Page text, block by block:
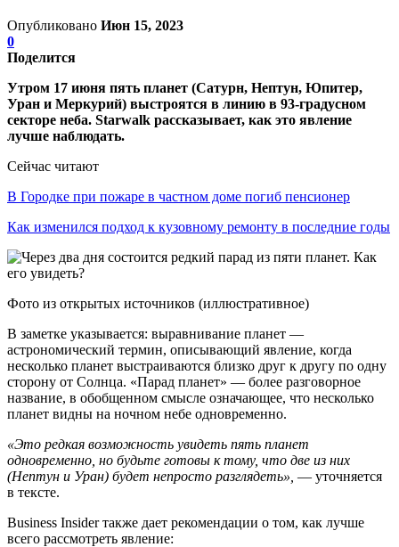
Опубликовано Июн 15, 2023
0
Поделится
Утром 17 июня пять планет (Сатурн, Нептун, Юпитер,
Уран и Меркурий) выстроятся в линию в 93-градусном
секторе неба. Starwalk рассказывает, как это явление
лучше наблюдать.
Сейчас читают
В Городке при пожаре в частном доме погиб пенсионер
Как изменился подход к кузовному ремонту в последние годы
Фото из открытых источников (иллюстративное)
В заметке указывается: выравнивание планет —
астрономический термин, описывающий явление, когда
несколько планет выстраиваются близко друг к другу по одну
сторону от Солнца. «Парад планет» — более разговорное
название, в обобщенном смысле означающее, что несколько
планет видны на ночном небе одновременно.
«Это редкая возможность увидеть пять планет
одновременно, но будьте готовы к тому, что две из них
(Нептун и Уран) будет непросто разглядеть», — уточняется
в тексте.
Business Insider также дает рекомендации о том, как лучше
всего рассмотреть явление: